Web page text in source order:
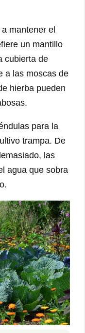
mantener el
un mantillo
cubierta de
a las moscas de
hierba pueden
para la
trampa. De
las
agua que sobra